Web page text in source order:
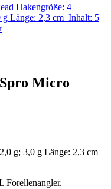
Hakengröße: 4
Länge: 2,3 cm Inhalt: 5
Micro
g; 3,0 g Länge: 2,3 cm
Forellenangler.